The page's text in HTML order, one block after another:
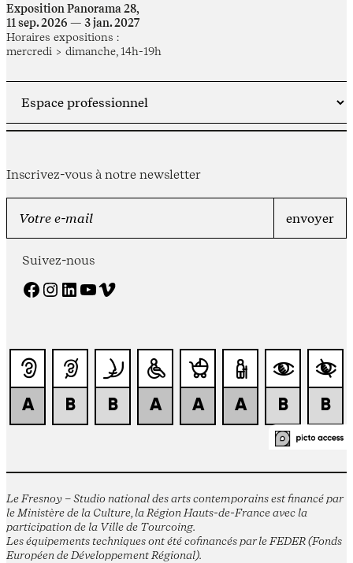
Exposition Panorama 28,
11 sep. 2026 — 3 jan. 2027
Horaires expositions :
mercredi > dimanche, 14h-19h
Inscrivez-vous à notre newsletter
Suivez-nous
Facebook Instagram LinkedIn YouTube Vimeo
Le Fresnoy – Studio national des arts contemporains est financé par
le Ministère de la Culture, la Région Hauts-de-France avec la
participation de la Ville de Tourcoing.
Les équipements techniques ont été cofinancés par le FEDER (Fonds
Européen de Développement Régional).